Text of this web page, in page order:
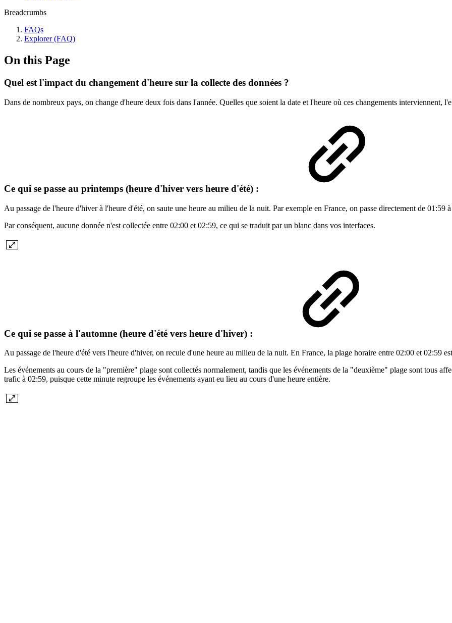
Breadcrumbs
FAQs
Explorer (FAQ)
On this Page
Quel est l'impact du changement d'heure sur la collecte des données ?
Dans de nombreux pays, on change d'heure deux fois dans l'année. Quelles que soient la date et l'heure où ces changements interviennent,
Ce qui se passe au printemps (heure d'hiver vers heure d'été) :
Au passage de l'heure d'hiver à l'heure d'été, on saute une heure au milieu de la nuit. Par exemple en France, on passe directement de 01:59
Par conséquent, aucune donnée n'est collectée entre 02:00 et 02:59, ce qui se traduit par un blanc dans vos interfaces.
Ce qui se passe à l'automne (heure d'été vers heure d'hiver) :
Au passage de l'heure d'été vers l'heure d'hiver, on recule d'une heure au milieu de la nuit. En France, la plage horaire entre 02:00 et 02:59
Les événements au cours de la "première" plage sont collectés normalement, tandis que les événements de la "deuxième" plage sont tous
trafic à 02:59, puisque cette minute regroupe les événements ayant eu lieu au cours d'une heure entière.